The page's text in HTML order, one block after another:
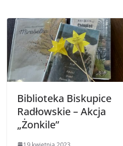
Biblioteka Biskupice
Radłowskie – Akcja
„Żonkile”